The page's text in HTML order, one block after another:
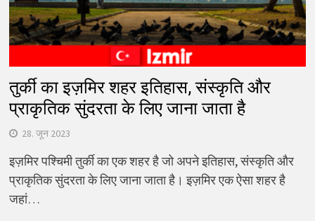
तुर्की का इज़मिर शहर इतिहास, संस्कृति और
प्राकृतिक सुंदरता के लिए जाना जाता है
28. जून 2023
इज़मिर पश्चिमी तुर्की का एक शहर है जो अपने इतिहास, संस्कृति और
प्राकृतिक सुंदरता के लिए जाना जाता है। इज़मिर एक ऐसा शहर है
जहां…